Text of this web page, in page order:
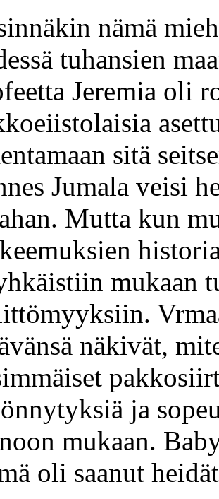
nämä
tuhansien
Jeremia oli
sitä
Jumala veisi
Mutta kun
mukaan
näkivät,
ja
mukaan.
oli saanut